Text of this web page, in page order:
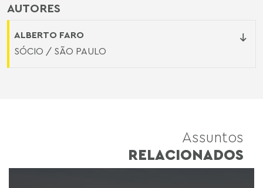
AUTORES
ALBERTO FARO
SÓCIO / SÃO PAULO
Assuntos
RELACIONADOS